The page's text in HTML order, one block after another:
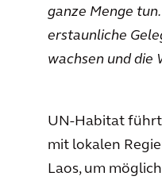
ganze Menge
erstaunliche
wachsen und die
UN-Habitat führt
mit lokalen
Laos, um